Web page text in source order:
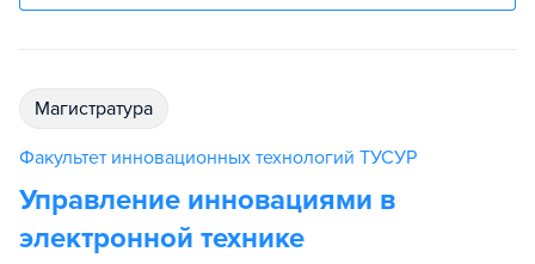
магистратура
Факультет инновационных технологий ТУСУР
Управление инновациями в
электронной технике